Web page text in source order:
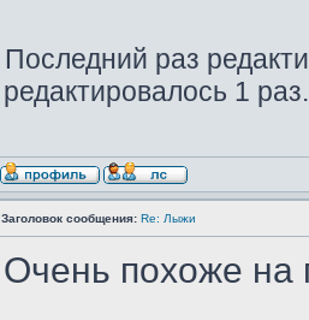
Последний раз
редактировалось 1 раз.
Заголовок сообщения: Re: Лыжи
Очень похоже